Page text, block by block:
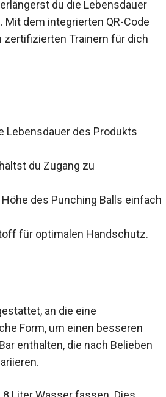
du die Lebensdauer
dem integrierten QR-Code
zertifizierten Trainern für dich
Lebensdauer des Produkts
du Zugang zu
des Punching Balls einfach
für optimalen Handschutz.
an die eine
Form, um einen besseren
enthalten, die nach Belieben